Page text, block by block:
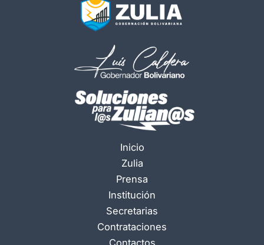
Inicio
Zulia
Prensa
Institución
Secretarias
Contrataciones
Contactos